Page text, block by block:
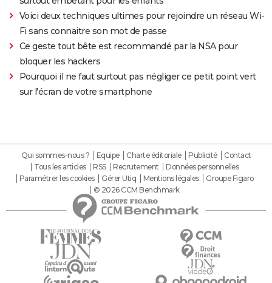
Voici deux techniques ultimes pour rejoindre un réseau Wi-
Fi sans connaitre son mot de passe
Ce geste tout bête est recommandé par la NSA pour
bloquer les hackers
Pourquoi il ne faut surtout pas négliger ce petit point vert
sur l'écran de votre smartphone
Qui sommes-nous ? Equipe Charte éditoriale Publicité
Contact
Tous les articles
RSS Recrutement
Données personnelles
Paramétrer les cookies
Gérer Utiq Mentions légales
Groupe Figaro
© 2026 CCM Benchmark